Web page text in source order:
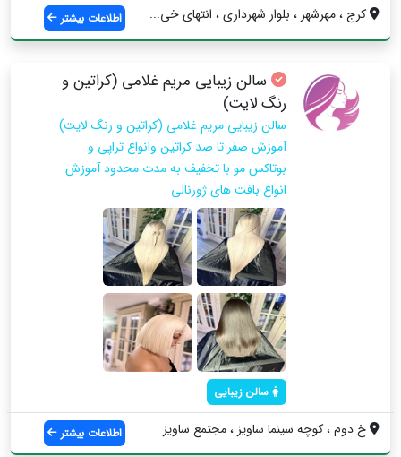
کرج ، مهرشهر ، بلوار شهرداری ، انتهای خی... اطلاعات بیشتر
سالن زیبایی مریم غلامی (کراتین و
رنگ لایت)
سالن زیبایی مریم غلامی (کراتین و رنگ لایت)
آموزش صفر تا صد كراتين وانواع تراپي و
بوتاكس مو با تخفيف به مدت محدود آموزش
انواع بافت هاي ژورنالي
سالن زیبایی
خ دوم ، كوچه سينما ساويز ، مجتمع ساويز اطلاعات بیشتر